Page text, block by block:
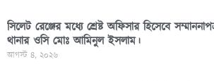
সিলেট রেঞ্জের মধ্যে শ্রেষ্ট অফিসার হিসেবে
থানার ওসি মোঃ আমিনুল ইসলাম।
আগস্ট ৪, ২০২৬